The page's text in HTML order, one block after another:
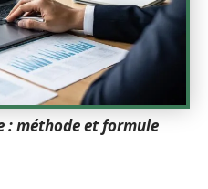
: méthode et formule